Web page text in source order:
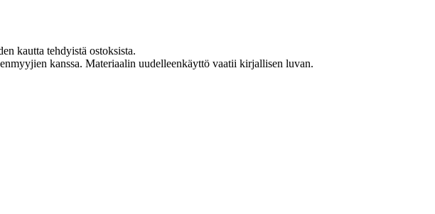
kautta tehdyistä ostoksista.
kanssa. Materiaalin uudelleenkäyttö vaatii kirjallisen luvan.